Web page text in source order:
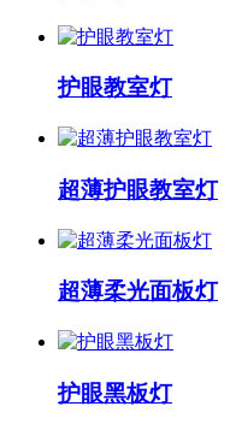
护眼教室灯
超薄护眼教室灯
超薄柔光面板灯
护眼黑板灯